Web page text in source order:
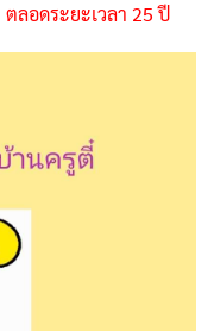
ลอดระยะเวลา 25 ปี